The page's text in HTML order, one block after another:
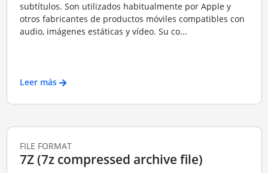
subtítulos. Son utilizados habitualmente por Apple y
otros fabricantes de productos móviles compatibles con
audio, imágenes estáticas y vídeo. Su co...
Leer más
FILE FORMAT
7Z (7z compressed archive file)